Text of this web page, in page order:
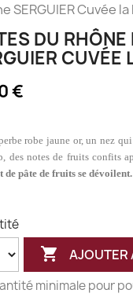
SERGUIER Cuvée
DU
CUVÉE
€
robe jaune or, un nez qui
des notes de fruits confits
de pâte de fruits se dévoilent.
 AJOUTER
minimale pour